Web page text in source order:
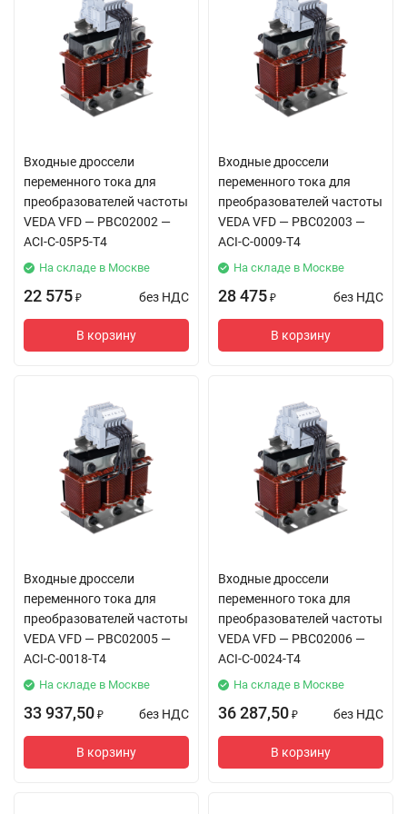
Входные дроссели
переменного тока для
преобразователей частоты
VEDA VFD — PBC02002 —
ACI-C-05P5-T4
На складе в Москве
22 575 ₽ без НДС
В корзину
Входные дроссели
переменного тока для
преобразователей частоты
VEDA VFD — PBC02003 —
ACI-C-0009-T4
На складе в Москве
28 475 ₽ без НДС
В корзину
Входные дроссели
переменного тока для
преобразователей частоты
VEDA VFD — PBC02005 —
ACI-C-0018-T4
На складе в Москве
33 937,50 ₽ без НДС
В корзину
Входные дроссели
переменного тока для
преобразователей частоты
VEDA VFD — PBC02006 —
ACI-C-0024-T4
На складе в Москве
36 287,50 ₽ без НДС
В корзину